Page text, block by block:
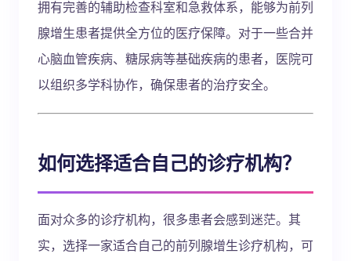
拥有完善的辅助检查科室和急救体系，能够为前列
腺增生患者提供全方位的医疗保障。对于一些合并
心脑血管疾病、糖尿病等基础疾病的患者，医院可
以组织多学科协作，确保患者的治疗安全。
如何选择适合自己的诊疗机构？
面对众多的诊疗机构，很多患者会感到迷茫。其
实，选择一家适合自己的前列腺增生诊疗机构，可